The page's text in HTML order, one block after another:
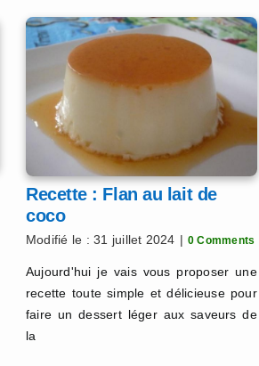
Recette : Flan au lait de
coco
Modifié le : 31 juillet 2024 | 0 Comments
Aujourd'hui je vais vous proposer une
recette toute simple et délicieuse pour
faire un dessert léger aux saveurs de
la